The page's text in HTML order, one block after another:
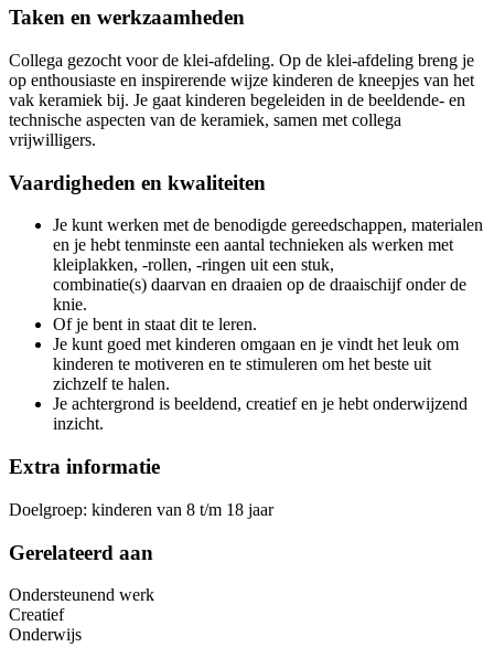
Taken en werkzaamheden
Collega gezocht voor de klei-afdeling. Op de klei-afdeling breng je
op enthousiaste en inspirerende wijze kinderen de kneepjes van het
vak keramiek bij. Je gaat kinderen begeleiden in de beeldende- en
technische aspecten van de keramiek, samen met collega
vrijwilligers.
Vaardigheden en kwaliteiten
Je kunt werken met de benodigde gereedschappen, materialen
en je hebt tenminste een aantal technieken als werken met
kleiplakken, -rollen, -ringen uit een stuk,
combinatie(s) daarvan en draaien op de draaischijf onder de
knie.
Of je bent in staat dit te leren.
Je kunt goed met kinderen omgaan en je vindt het leuk om
kinderen te motiveren en te stimuleren om het beste uit
zichzelf te halen.
Je achtergrond is beeldend, creatief en je hebt onderwijzend
inzicht.
Extra informatie
Doelgroep: kinderen van 8 t/m 18 jaar
Gerelateerd aan
Ondersteunend werk
Creatief
Onderwijs